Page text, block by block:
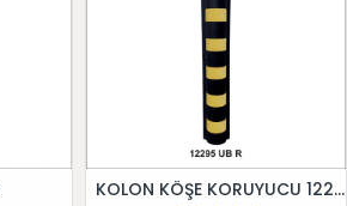
KOLON KÖŞE KORUYUCU 12295 UB R